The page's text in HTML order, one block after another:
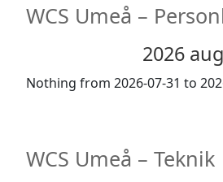
WCS Umeå –
2026 aug
Nothing from 2026-07-31 to
WCS Umeå – Teknik